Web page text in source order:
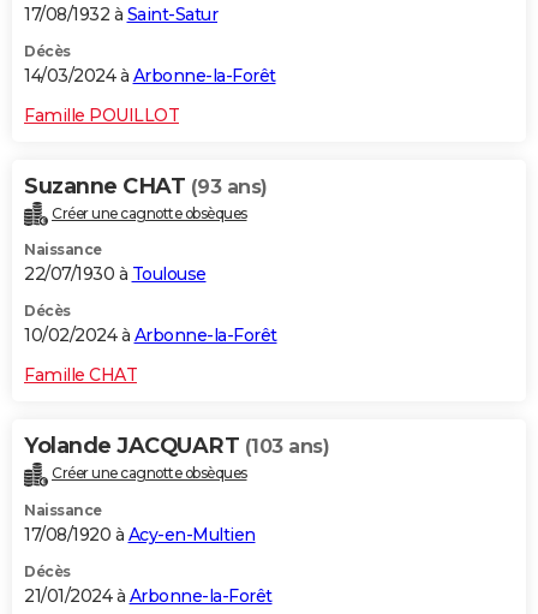
17/08/1932 à Saint-Satur
Décès
14/03/2024 à Arbonne-la-Forêt
Famille POUILLOT
Suzanne CHAT (93 ans)
Créer une cagnotte obsèques
Naissance
22/07/1930 à Toulouse
Décès
10/02/2024 à Arbonne-la-Forêt
Famille CHAT
Yolande JACQUART (103 ans)
Créer une cagnotte obsèques
Naissance
17/08/1920 à Acy-en-Multien
Décès
21/01/2024 à Arbonne-la-Forêt